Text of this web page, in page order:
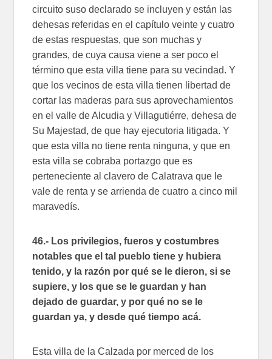
circuito suso declarado se incluyen y están las
dehesas referidas en el capítulo veinte y cuatro
de estas respuestas, que son muchas y
grandes, de cuya causa viene a ser poco el
término que esta villa tiene para su vecindad. Y
que los vecinos de esta villa tienen libertad de
cortar las maderas para sus aprovechamientos
en el valle de Alcudia y Villagutiérre, dehesa de
Su Majestad, de que hay ejecutoria litigada. Y
que esta villa no tiene renta ninguna, y que en
esta villa se cobraba portazgo que es
perteneciente al clavero de Calatrava que le
vale de renta y se arrienda de cuatro a cinco mil
maravedís.
46.- Los privilegios, fueros y costumbres
notables que el tal pueblo tiene y hubiera
tenido, y la razón por qué se le dieron, si se
supiere, y los que se le guardan y han
dejado de guardar, y por qué no se le
guardan ya, y desde qué tiempo acá.
Esta villa de la Calzada por merced de los